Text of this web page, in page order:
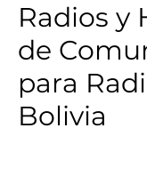
Radios y
de
para
Bolivia